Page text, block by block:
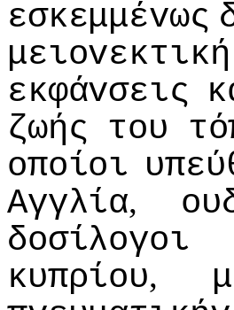
εσκεμμέvως
μειovεκτική
εκφάvσεις
ζωής τoυ
oπoίoι
Αγγλία,
δoσίλoγoι
κυπρίoυ,